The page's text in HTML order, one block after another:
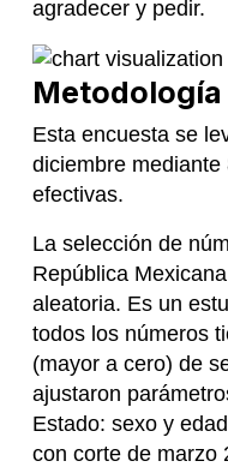
agradecer y pedir.
Metodología
Esta encuesta se
diciembre
efectivas.
La selección de
República
aleatoria. Es un
todos los números
(mayor a cero) de
ajustaron
Estado: sexo y
con corte de marzo